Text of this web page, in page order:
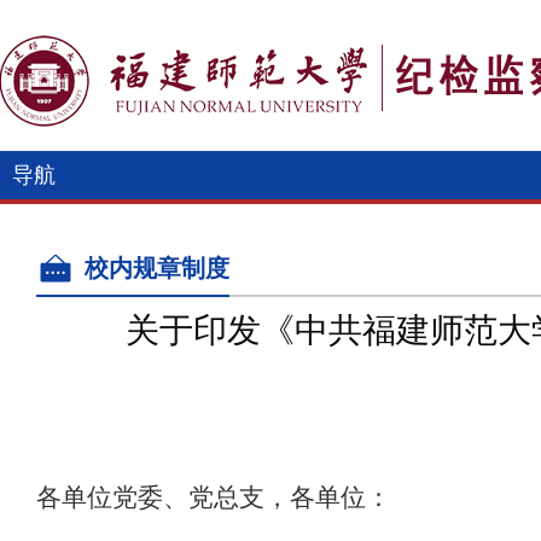
导航
校内规章制度
关于印发《中共福建师范
各单位党委、党总支，各单位：